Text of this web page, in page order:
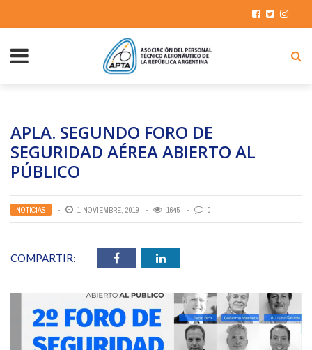
APLA. SEGUNDO FORO DE
SEGURIDAD AÉREA ABIERTO AL
PÚBLICO
NOTICIAS 1 NOVIEMBRE, 2019 1645 0
COMPARTIR: